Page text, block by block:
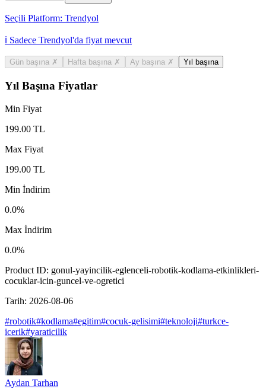
Seçili Platform: Trendyol
ℹ️ Sadece Trendyol'da fiyat mevcut
Gün başına ✗ Hafta başına ✗ Ay başına ✗ Yıl başına
Yıl Başına Fiyatlar
Min Fiyat
199.00 TL
Max Fiyat
199.00 TL
Min İndirim
0.0%
Max İndirim
0.0%
Product ID: gonul-yayincilik-eglenceli-robotik-kodlama-etkinlikleri-
cocuklar-icin-guncel-ve-ogretici
Tarih: 2026-08-06
#robotik#kodlama#egitim#cocuk-gelisimi#teknoloji#turkce-
icerik#yaraticilik
Aydan Tarhan